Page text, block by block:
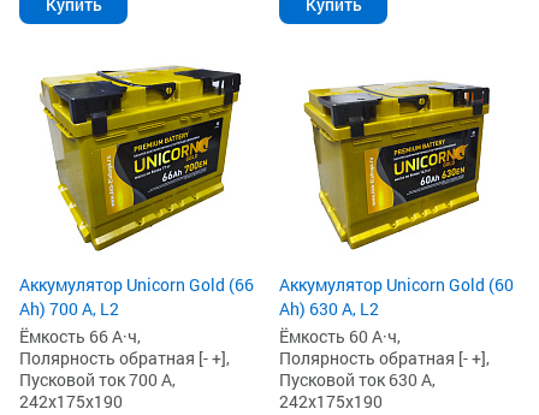
Аккумулятор Unicorn Gold (66
Ah) 700 А, L2
Ёмкость 66 А·ч,
Полярность обратная [- +],
Пусковой ток 700 А,
242x175x190
Аккумулятор Unicorn Gold (60
Ah) 630 А, L2
Ёмкость 60 А·ч,
Полярность обратная [- +],
Пусковой ток 630 А,
242x175x190